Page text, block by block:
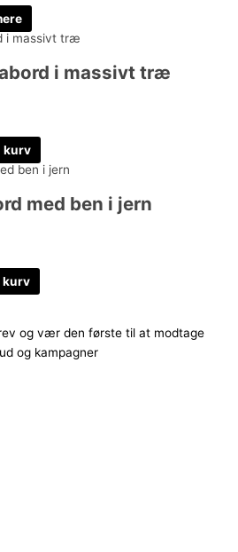
i massivt træ
kurv
med ben i jern
kurv
og vær den første til at modtage
og kampagner